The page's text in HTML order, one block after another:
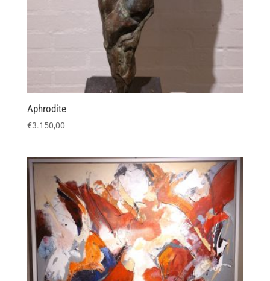
Aphrodite
€3.150,00